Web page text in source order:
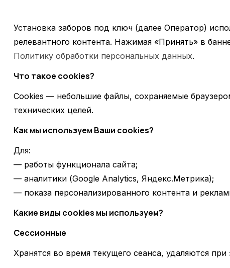
Установка заборов под ключ (далее Оператор)
релевантного контента. Нажимая «Принять» в
Политику обработки персональных данных.
Что такое cookies?
Cookies — небольшие файлы, сохраняемые
технических целей.
Как мы используем Ваши cookies?
Для:
— работы функционала сайта;
— аналитики (Google Analytics, Яндекс.Метрика);
— показа персонализированного контента и
Какие виды cookies мы используем?
Сессионные
Хранятся во время текущего сеанса, удаляются при